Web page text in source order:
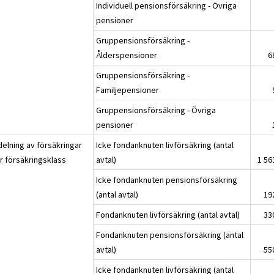
Individuell pensionsförsäkring - Övriga
pensioner
Gruppensionsförsäkring -
Ålderspensioner
Gruppensionsförsäkring -
Familjepensioner
Gruppensionsförsäkring - Övriga
pensioner
av försäkringar
försäkringsklass
Icke fondanknuten livförsäkring (antal
avtal)
1
Icke fondanknuten pensionsförsäkring
(antal avtal)
Fondanknuten livförsäkring (antal avtal)
Fondanknuten pensionsförsäkring (antal
avtal)
Icke fondanknuten livförsäkring (antal